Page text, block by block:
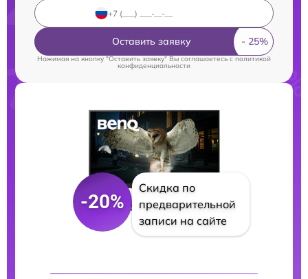
Оставить заявку
Нажимая на кнопку "Оставить заявку" Вы соглашаетесь cполитикой
конфиденциальности
-20%
Скидка по
предварительной
записи на сайте